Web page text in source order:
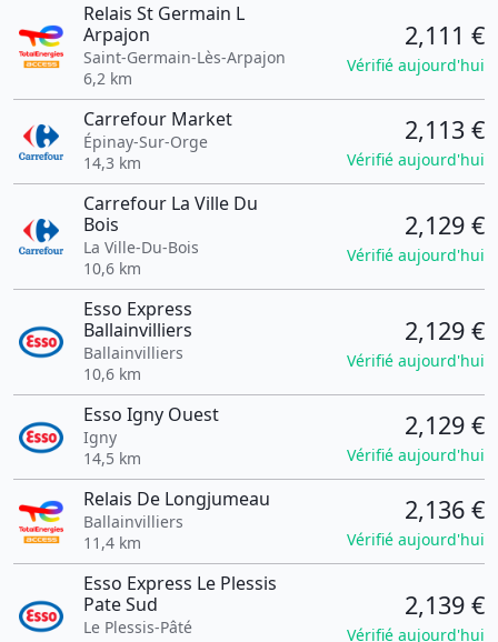
Relais St Germain L
Arpajon
Saint-Germain-Lès-Arpajon
6,2 km
2,111 €
Vérifié aujourd'hui
Carrefour Market
Épinay-Sur-Orge
14,3 km
2,113 €
Vérifié aujourd'hui
Carrefour La Ville Du
Bois
La Ville-Du-Bois
10,6 km
2,129 €
Vérifié aujourd'hui
Esso Express
Ballainvilliers
Ballainvilliers
10,6 km
2,129 €
Vérifié aujourd'hui
Esso Igny Ouest
Igny
14,5 km
2,129 €
Vérifié aujourd'hui
Relais De Longjumeau
Ballainvilliers
11,4 km
2,136 €
Vérifié aujourd'hui
Esso Express Le Plessis
Pate Sud
Le Plessis-Pâté
2,139 €
Vérifié aujourd'hui